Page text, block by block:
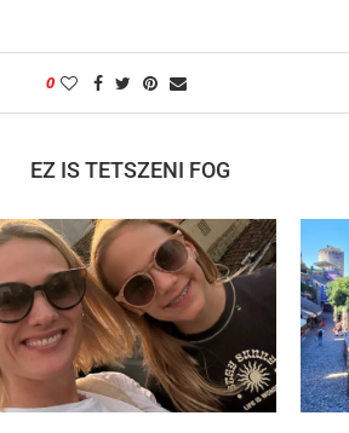
0
EZ IS TETSZENI FOG